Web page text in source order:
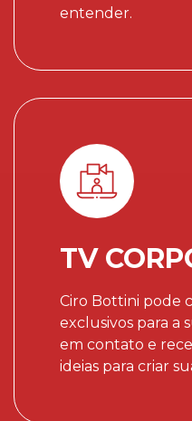
entender.
TV
Ciro Bottini pode
exclusivos para a
em contato e
ideias para criar